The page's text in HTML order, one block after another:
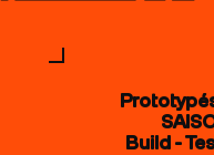
Build -